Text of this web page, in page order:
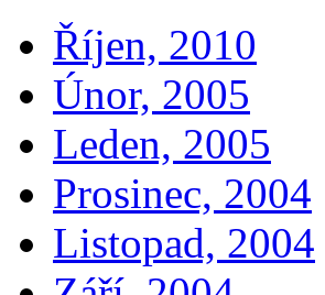
Říjen, 2010
Únor, 2005
Leden, 2005
Prosinec, 2004
Listopad, 2004